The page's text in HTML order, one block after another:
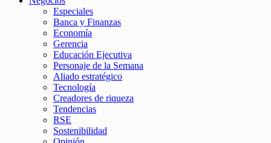
Especiales
Banca y Finanzas
Economía
Gerencia
Educación Ejecutiva
Personaje de la Semana
Aliado estratégico
Tecnología
Creadores de riqueza
Tendencias
RSE
Sostenibilidad